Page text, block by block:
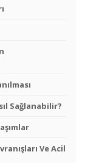
Sağlanabilir?
Ve Acil